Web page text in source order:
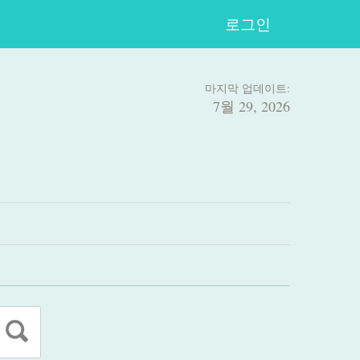
로그인
마지막 업데이트:
7월 29, 2026